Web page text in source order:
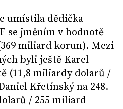
umístila dědička
se jměním v hodnotě
miliard korun). Mezi
byli ještě Karel
(11,8 miliardy dolarů /
Křetínský na 248.
/ 255 miliard